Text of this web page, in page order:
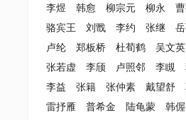
李煜
韩愈 柳宗元 柳永
骆宾王
刘戬 李约 张继
卢纶
郑板桥 杜荀鹤 吴文英
张若虚
李颀 卢照邻 李瞡
李益
张籍 张仲素 戴望舒
雷抒雁
普希金 陆龟蒙 韩偓